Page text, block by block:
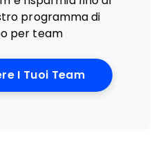
programma di
per team
I Tuoi TeamOpens New